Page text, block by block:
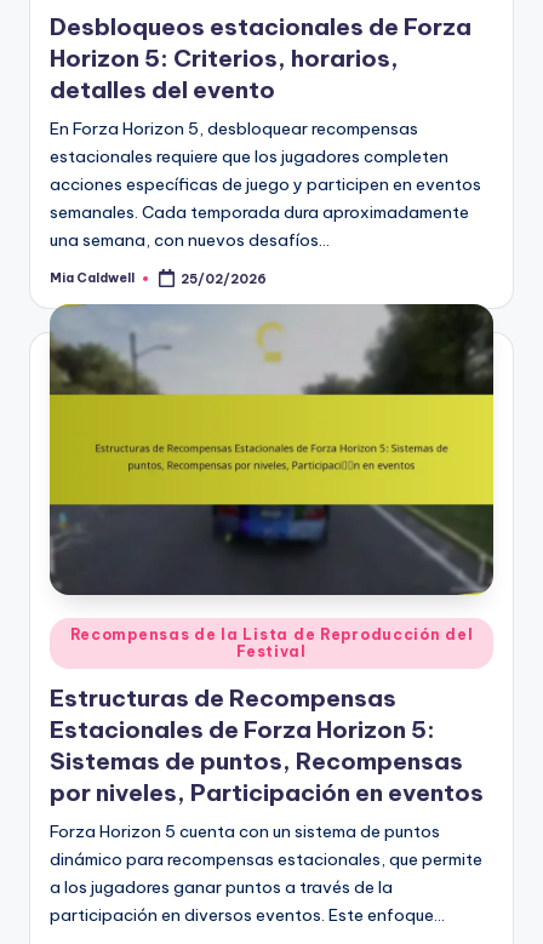
Desbloqueos estacionales de Forza
Horizon 5: Criterios, horarios,
detalles del evento
En Forza Horizon 5, desbloquear recompensas
estacionales requiere que los jugadores completen
acciones específicas de juego y participen en eventos
semanales. Cada temporada dura aproximadamente
una semana, con nuevos desafíos…
Posted
Mia Caldwell 25/02/2026
Posted
in
Recompensas de la Lista de Reproducción del
Festival
Estructuras de Recompensas
Estacionales de Forza Horizon 5:
Sistemas de puntos, Recompensas
por niveles, Participación en eventos
Forza Horizon 5 cuenta con un sistema de puntos
dinámico para recompensas estacionales, que permite
a los jugadores ganar puntos a través de la
participación en diversos eventos. Este enfoque…